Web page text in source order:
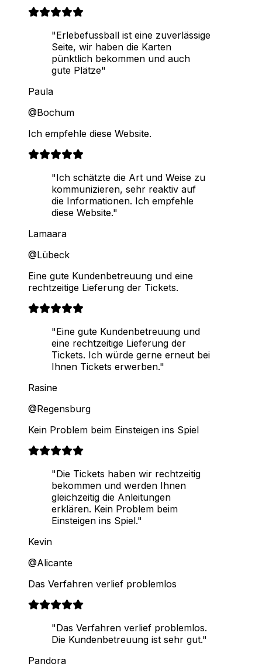
"Erlebefussball ist eine zuverlässige
Seite, wir haben die Karten
pünktlich bekommen und auch
gute Plätze"
Paula
@Bochum
Ich empfehle diese Website.
"Ich schätzte die Art und Weise zu
kommunizieren, sehr reaktiv auf
die Informationen. Ich empfehle
diese Website."
Lamaara
@Lübeck
Eine gute Kundenbetreuung und eine
rechtzeitige Lieferung der Tickets.
"Eine gute Kundenbetreuung und
eine rechtzeitige Lieferung der
Tickets. Ich würde gerne erneut bei
Ihnen Tickets erwerben."
Rasine
@Regensburg
Kein Problem beim Einsteigen ins Spiel
"Die Tickets haben wir rechtzeitig
bekommen und werden Ihnen
gleichzeitig die Anleitungen
erklären. Kein Problem beim
Einsteigen ins Spiel."
Kevin
@Alicante
Das Verfahren verlief problemlos
"Das Verfahren verlief problemlos.
Die Kundenbetreuung ist sehr gut."
Pandora